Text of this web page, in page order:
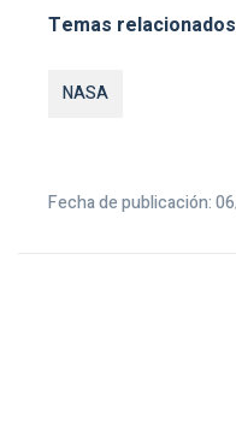
Temas
NASA
Fecha de publicación: